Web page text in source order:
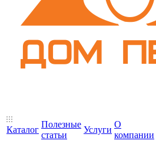
Каталог
Полезные
статьи
Услуги
О
компании